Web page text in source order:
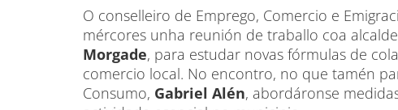
O conselleiro de Emprego, Comercio e
mércores unha reunión de traballo coa
Morgade, para estudar novas fórmulas de
comercio local. No encontro, no que tamén
Consumo, Gabriel Alén, abordáronse